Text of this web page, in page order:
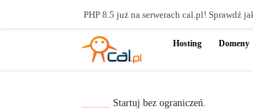
PHP 8.5 już na serwerach cal.pl! Sprawdź
Hosting Domeny
Startuj bez ograniczeń.